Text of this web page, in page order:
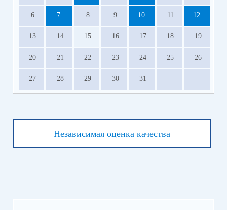
6 7 8 9 10 11 12
13 14 15 16 17 18 19
20 21 22 23 24 25 26
27 28 29 30 31
Независимая оценка качества